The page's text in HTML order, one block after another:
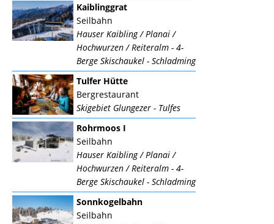
Kaiblinggrat
Seilbahn
Hauser Kaibling / Planai /
Hochwurzen / Reiteralm - 4-
Berge Skischaukel - Schladming
Tulfer Hütte
Bergrestaurant
Skigebiet Glungezer - Tulfes
Rohrmoos I
Seilbahn
Hauser Kaibling / Planai /
Hochwurzen / Reiteralm - 4-
Berge Skischaukel - Schladming
Sonnkogelbahn
Seilbahn